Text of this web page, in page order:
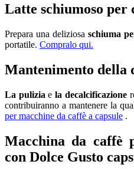
Latte schiumoso per
Prepara una deliziosa schiuma
portatile. Compralo qui.
Mantenimento della
La pulizia ela decalcificazione
contribuiranno a mantenere la
per macchine da caffè a capsule .
Macchina da caffè
con Dolce Gusto